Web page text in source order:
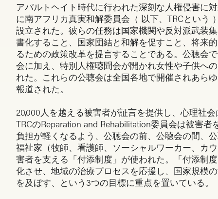
アパルトヘイト時代に行われた深刻な人権侵害に
に南アフリカ真実和解委員会（ 以下、TRCという
設立された。彼らの任務は国家機関や反対派武装
書化すること、国家団結と和解を促すこと、将来
るための政策改革を提言することである。公聴会
会に加え、特別人権聴聞会が開かれ女性や子供へ
れた。これらの公聴会は全国各地で開催されあら
報道された。
20,000人を越える被害者が証言を提供し、心理社
TRCのReparation and Rehabilitation委員会は被害
負担が軽くなるよう、公聴会の前、公聴会の間、
福祉家（牧師、看護師、ソーシャルワーカー、カ
害者を支える「付添制度」が使われた。「付添制
化させ、地域の治療プロセスを応援し、国家規模
を及ぼす、という3つの目標に重点を置いている。